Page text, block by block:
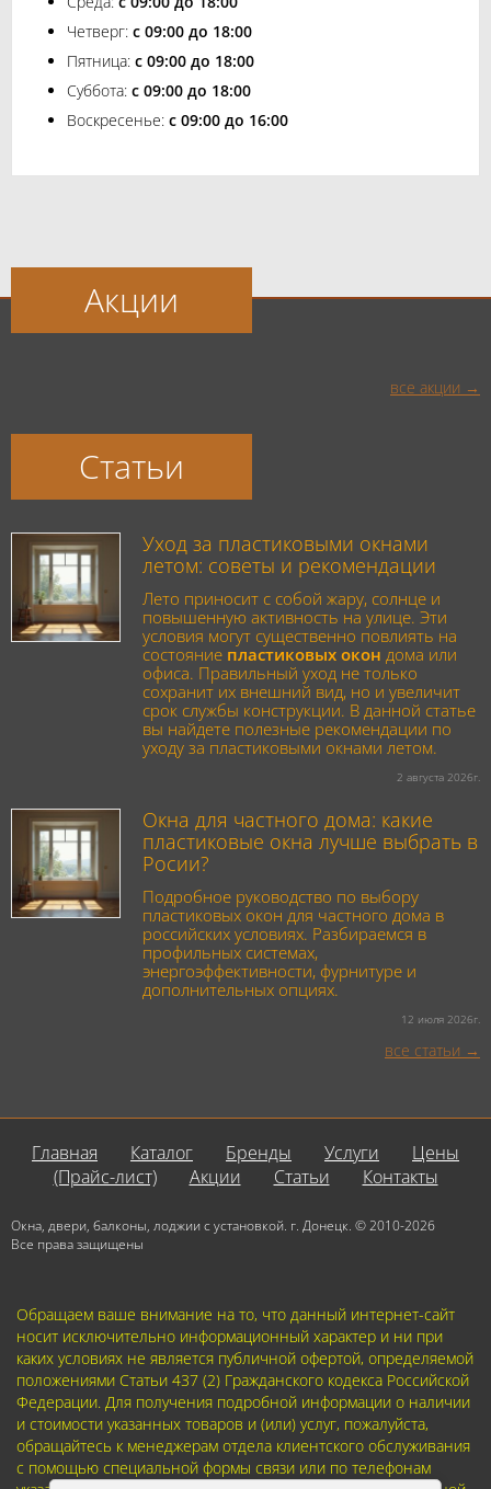
Четверг: с 09:00 до 18:00
Пятница: с 09:00 до 18:00
Суббота: с 09:00 до 18:00
Воскресенье: с 09:00 до 16:00
Акции
все акции
Статьи
Уход за пластиковыми окнами
летом: советы и рекомендации
Лето приносит с собой жару, солнце и
повышенную активность на улице. Эти
условия могут существенно повлиять на
состояние пластиковых окон дома или
офиса. Правильный уход не только
сохранит их внешний вид, но и увеличит
срок службы конструкции. В данной статье
вы найдете полезные рекомендации по
уходу за пластиковыми окнами летом.
2 августа 2026г.
Окна для частного дома: какие
пластиковые окна лучше выбрать в
Росии?
Подробное руководство по выбору
пластиковых окон для частного дома в
российских условиях. Разбираемся в
профильных системах,
энергоэффективности, фурнитуре и
дополнительных опциях.
12 июля 2026г.
все статьи
Главная Каталог Бренды Услуги
Цены
(Прайс-лист)
Акции Статьи Контакты
Окна, двери, балконы, лоджии с установкой. г. Донецк. © 2010-2026
Все права защищены
Обращаем ваше внимание на то, что данный интернет-сайт
носит исключительно информационный характер и ни при
каких условиях не является публичной офертой, определяемой
положениями Статьи 437 (2) Гражданского кодекса Российской
Федерации. Для получения подробной информации о наличии
и стоимости указанных товаров и (или) услуг, пожалуйста,
обращайтесь к менеджерам отдела клиентского обслуживания
с помощью специальной формы связи или по телефонам